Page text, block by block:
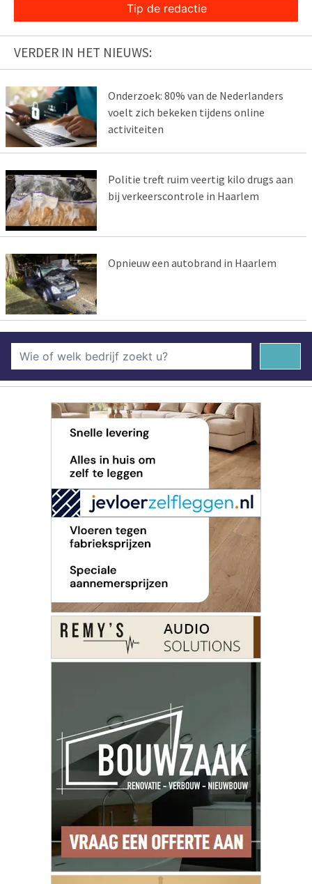
Tip de redactie
VERDER IN HET NIEUWS:
Onderzoek: 80% van de Nederlanders
voelt zich bekeken tijdens online
activiteiten
Politie treft ruim veertig kilo drugs aan
bij verkeerscontrole in Haarlem
Opnieuw een autobrand in Haarlem